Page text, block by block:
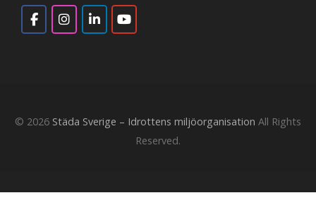
© 2026 Städa Sverige – Idrottens miljöorganisation All Rights
Reserved.